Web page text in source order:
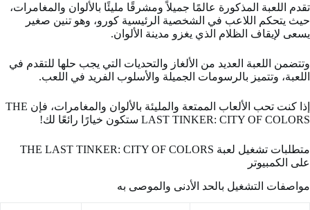
o
k
r
g
e
p
p
e
s
a
m
I
تقدم اللعبة المذكورة عالمًا جميلاً ومشرقًا مليئًا بالألوان والمغامرات،
حيث يتحكم اللاعب في الشخصية الرئيسية كورو، وهو تنين صغير
يسعى لإيقاف الظلام الذي يغزو مدينة الألوان.
وتتضمن اللعبة العديد من الألغاز والتحديات التي يجب حلها للتقدم في
اللعبة، وتتميز بالرسومات الجميلة والأسلوب الفريد في اللعب.
إذا كنت تحب الألعاب الممتعة والمليئة بالألوان والمغامرات، فإن THE
LAST TINKER: CITY OF COLORS ستكون خيارًا رائعًا لك!
متطلبات تشغيل لعبة THE LAST TINKER: CITY OF COLORS
على الكمبيوتر
مواصفات التشغيل بالحد الأدنى والموصى به